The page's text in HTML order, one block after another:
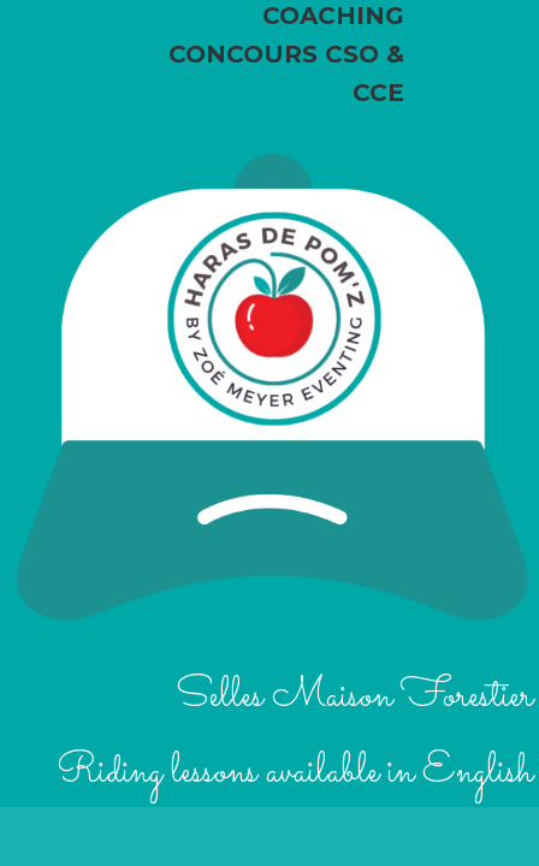
COACHING
CONCOURS CSO &
CCE
Selles Maison Forestier
Riding lessons available in English